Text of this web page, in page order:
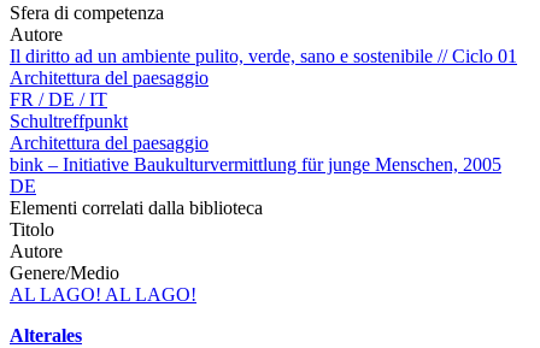
Sfera di competenza
Autore
Il diritto ad un ambiente pulito, verde, sano e sostenibile // Ciclo 01
Architettura del paesaggio
FR / DE / IT
Schultreffpunkt
Architettura del paesaggio
bink – Initiative Baukulturvermittlung für junge Menschen, 2005
DE
Elementi correlati dalla biblioteca
Titolo
Autore
Genere/Medio
AL LAGO! AL LAGO!
Alterales